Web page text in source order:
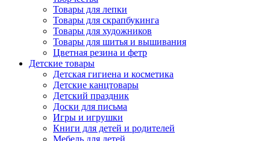
Товары для лепки
Товары для скрапбукинга
Товары для художников
Товары для шитья и вышивания
Цветная резина и фетр
Детские товары
Детская гигиена и косметика
Детские канцтовары
Детский праздник
Доски для письма
Игры и игрушки
Книги для детей и родителей
Мебель для детей